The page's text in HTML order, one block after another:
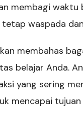
membagi
waspada
membahas
belajar Anda.
yang sering
mencapai